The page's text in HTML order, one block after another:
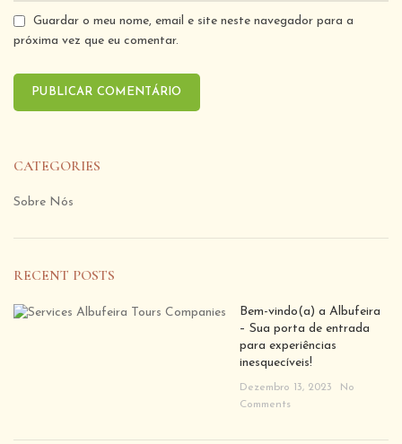
Guardar o meu nome, email e site neste navegador para a
próxima vez que eu comentar.
CATEGORIES
Sobre Nós
RECENT POSTS
Bem-vindo(a) a Albufeira
– Sua porta de entrada
para experiências
inesquecíveis!
Dezembro 13, 2023
No
Comments